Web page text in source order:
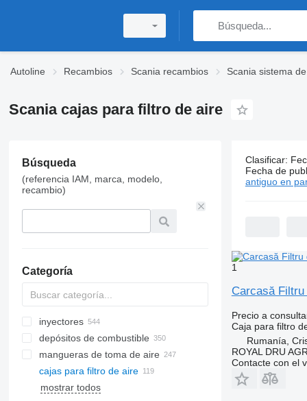
Autoline Recambios Scania recambios Scania sistema
Scania cajas para filtro de aire
Búsqueda
(referencia IAM, marca, modelo,
recambio)
Categoría
inyectores
depósitos de combustible
mangueras de toma de aire
cajas para filtro de aire
mostrar todos
119
Precio: ARS
Clasificar:
Fecha de
antiguo en
1
Carcasă
Precio a
Caja para filtro
Rumanía,
ROYAL DRU
Contacte con el